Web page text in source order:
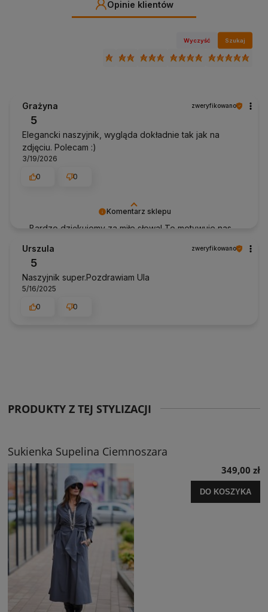
Opinie klientów
Wyczyść Szukaj
Komentarz sklepu
Bardzo dziękujemy za miłe słowa! To motywuje nas
Grażyna zweryfikowano
5
Elegancki naszyjnik, wygląda dokładnie tak jak na
zdjęciu. Polecam :)
3/19/2026
0
0
Urszula zweryfikowano
5
Naszyjnik super.Pozdrawiam Ula
5/16/2025
0
0
PRODUKTY Z TEJ STYLIZACJI
Sukienka Supelina Ciemnoszara
349,00 zł
DO KOSZYKA